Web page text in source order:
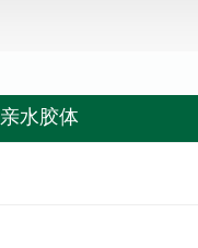
亲水胶体